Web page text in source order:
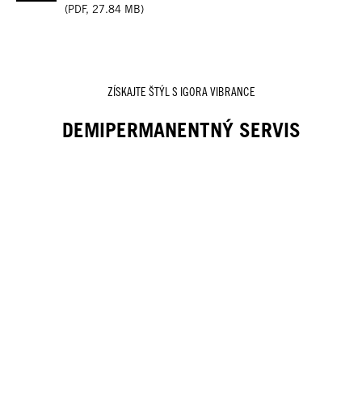
obsahujúci gélujúcu zložku
(PDF, 27.84 MB)
ZÍSKAJTE ŠTÝL S IGORA VIBRANCE
DEMIPERMANENTNÝ SERVIS